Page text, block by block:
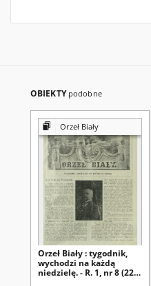
OBIEKTY podobne
Orzeł Biały
Orzeł Biały : tygodnik,
wychodzi na każdą
niedzielę. - R. 1, nr 8 (22